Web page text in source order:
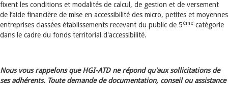
fixent les conditions et modalités de calcul, de gestion et de versement
de l’aide financière de mise en accessibilité des micro, petites et moyennes
entreprises classées établissements recevant du public de 5ème catégorie
dans le cadre du fonds territorial d'accessibilité.
Nous vous rappelons que HGI-ATD ne répond qu'aux sollicitations de
ses adhérents. Toute demande de documentation, conseil ou assistance